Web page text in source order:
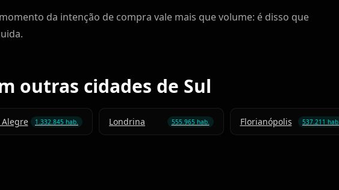
da intenção de compra vale mais que volume: é disso que
outras cidades de Sul
Alegre 1.332.845 hab. Londrina 555.965 hab. Florianópolis 537.211 hab.